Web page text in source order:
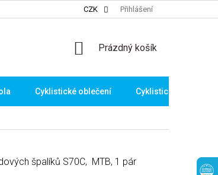
CZK Přihlášení
NÁKUPNÍ
Prázdný košík
Cyklistické oblečení Cyklistické brýle
špalíků S70C, MTB, 1 pár